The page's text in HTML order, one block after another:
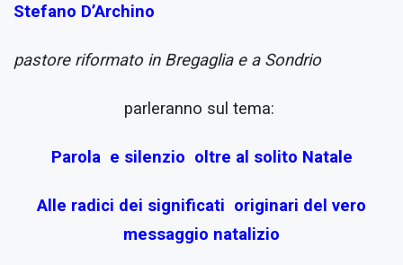
Stefano D’Archino
pastore riformato in Bregaglia e a Sondrio
parleranno sul tema:
Parola e silenzio oltre al solito Natale
Alle radici dei significati originari del vero
messaggio natalizio